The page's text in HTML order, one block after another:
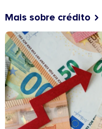
Mais sobre crédito